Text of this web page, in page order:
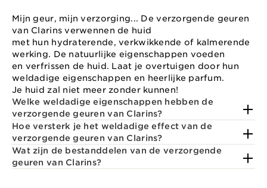
Mijn geur, mijn verzorging... De verzorgende geuren
van Clarins verwennen de huid
met hun hydraterende, verkwikkende of kalmerende
werking. De natuurlijke eigenschappen voeden
en verfrissen de huid. Laat je overtuigen door hun
weldadige eigenschappen en heerlijke parfum.
Je huid zal niet meer zonder kunnen!
Welke weldadige eigenschappen hebben de
verzorgende geuren van Clarins?
Hoe versterk je het weldadige effect van de
verzorgende geuren van Clarins?
Wat zijn de bestanddelen van de verzorgende
geuren van Clarins?